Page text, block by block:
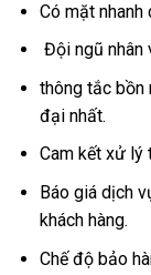
Có mặt nhanh
Đội ngũ nhân
thông tắc bồn
đại nhất.
Cam kết xử lý
Báo giá dịch
khách hàng.
Chế độ bảo